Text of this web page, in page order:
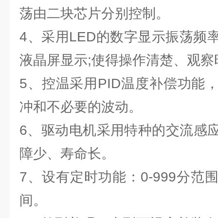
荡由二块芯片分别控制。
4、采用LED的数字显示振荡频
液晶屏显示;使得操作清楚、观
5、控温采用PID温度补偿功能
冲和不必要的波动。
6、驱动电机采用特种的交流感
障少、寿命长。
7、设有定时功能：0-999分范
间。